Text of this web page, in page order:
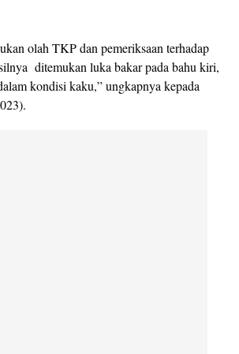
olah TKP dan pemeriksaan terhadap
ditemukan luka bakar pada bahu kiri,
kondisi kaku,” ungkapnya kepada